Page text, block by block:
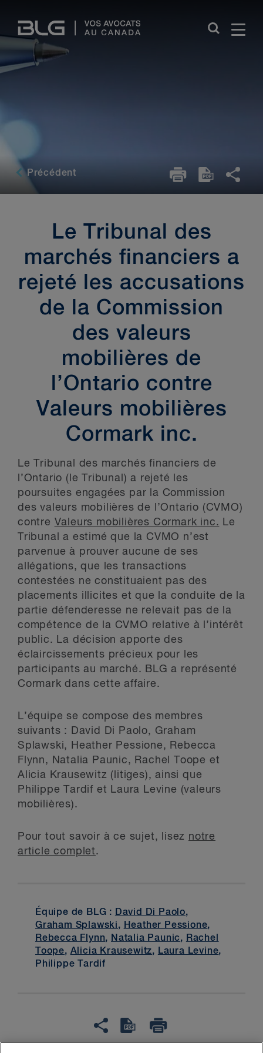
Links
Précédent
Le Tribunal des
marchés financiers a
rejeté les accusations
de la Commission
des valeurs
mobilières de
l’Ontario contre
Valeurs mobilières
Cormark inc.
Le Tribunal des marchés financiers de
l’Ontario (le Tribunal) a rejeté les
poursuites engagées par la Commission
des valeurs mobilières de l’Ontario (CVMO)
contre Valeurs mobilières Cormark inc. Le
Tribunal a estimé que la CVMO n’est
parvenue à prouver aucune de ses
allégations, que les transactions
contestées ne constituaient pas des
placements illicites et que la conduite de la
partie défenderesse ne relevait pas de la
compétence de la CVMO relative à l’intérêt
public. La décision apporte des
éclaircissements précieux pour les
participants au marché. BLG a représenté
Cormark dans cette affaire.
L’équipe se compose des membres
suivants : David Di Paolo, Graham
Splawski, Heather Pessione, Rebecca
Flynn, Natalia Paunic, Rachel Toope et
Alicia Krausewitz (litiges), ainsi que
Philippe Tardif et Laura Levine (valeurs
mobilières).
Pour tout savoir à ce sujet, lisez notre
article complet.
Équipe de BLG : David Di Paolo,
Graham Splawski, Heather Pessione,
Rebecca Flynn, Natalia Paunic, Rachel
Toope, Alicia Krausewitz, Laura Levine,
Philippe Tardif